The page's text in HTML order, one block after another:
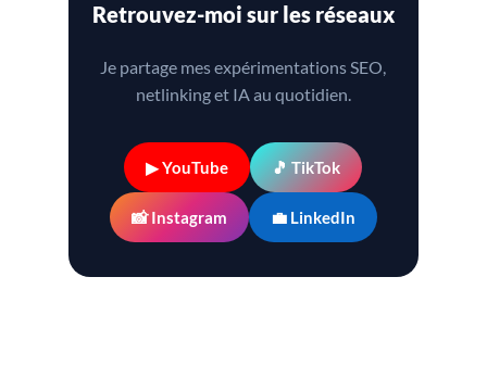
Retrouvez-moi sur les réseaux
Je partage mes expérimentations SEO,
netlinking et IA au quotidien.
▶ YouTube 🎵 TikTok
📸 Instagram 💼 LinkedIn